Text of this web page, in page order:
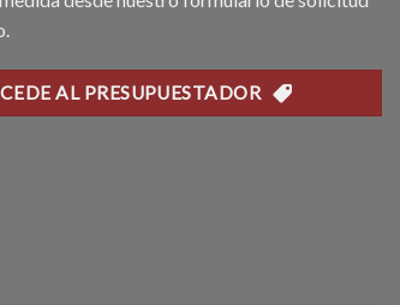
AL PRESUPUESTADOR